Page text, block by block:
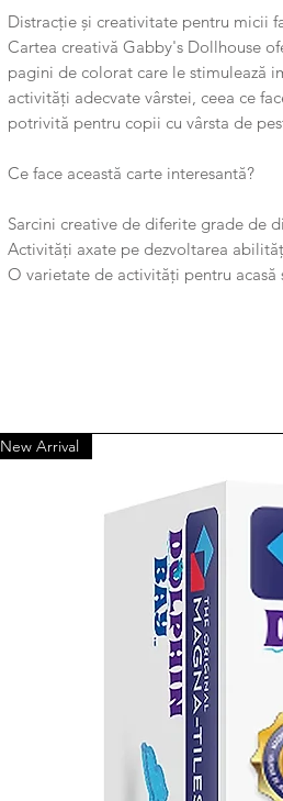
Distracție și creativitate pentru micii
Cartea creativă Gabby's Dollhouse
pagini de colorat care le stimulează
activități adecvate vârstei, ceea ce
potrivită pentru copii cu vârsta de
Ce face această carte interesantă?
Sarcini creative de diferite grade de
Activități axate pe dezvoltarea
O varietate de activități pentru acasă
New Arrival